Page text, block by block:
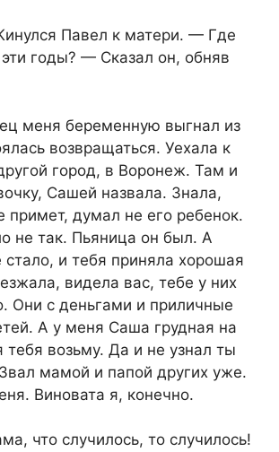
Павел к матери. — Где
годы? — Сказал он, обняв
меня беременную выгнал из
возвращаться. Уехала к
город, в Воронеж. Там и
Сашей назвала. Знала,
примет, думал не его ребенок.
не так. Пьяница он был. А
стало, и тебя приняла хорошая
видела вас, тебе у них
Они с деньгами и приличные
А у меня Саша грудная на
тебя возьму. Да и не узнал ты
мамой и папой других уже.
Виновата я, конечно.
что случилось, то случилось!